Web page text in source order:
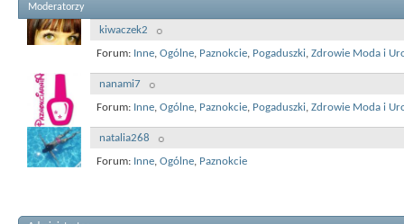
Moderatorzy
kiwaczek2
Forum: Inne, Ogólne, Paznokcie, Pogaduszki, Zdrowie Moda i
nanami7
Forum: Inne, Ogólne, Paznokcie, Pogaduszki, Zdrowie Moda i
natalia268
Forum: Inne, Ogólne, Paznokcie